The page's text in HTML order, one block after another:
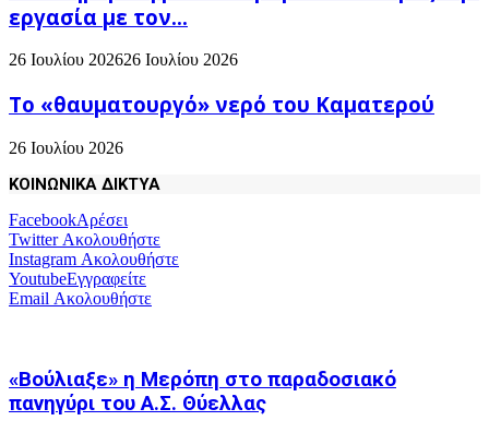
εργασία με τον...
26 Ιουλίου 202626 Ιουλίου 2026
Το «θαυματουργό» νερό του Καματερού
26 Ιουλίου 2026
ΚΟΙΝΩΝΙΚΑ ΔΙΚΤΥΑ
FacebookΑρέσει
TwitterΑκολουθήστε
Instagram Ακολουθήστε
YoutubeΕγγραφείτε
Email Ακολουθήστε
«Βούλιαξε» η Μερόπη στο παραδοσιακό
πανηγύρι του Α.Σ. Θύελλας